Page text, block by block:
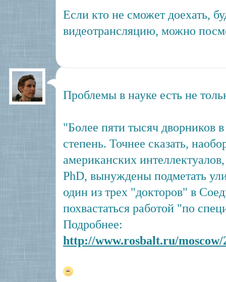
Если кто не сможет доехать,
видеотрансляцию, можно
Проблемы в науке есть не
"Более пяти тысяч
степень. Точнее сказать,
американских
PhD, вынуждены подметать
один из трех "докторов" в
похвастаться работой "по
Подробнее:
http://www.rosbalt.ru/moscow/